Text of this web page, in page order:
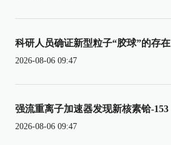
科研人员确证新型粒子“胶球”的存在
2026-08-06 09:47
强流重离子加速器发现新核素铪-153
2026-08-06 09:47